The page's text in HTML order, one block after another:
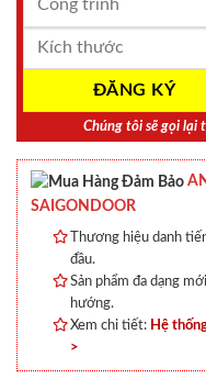
Chúng tôi sẽ gọi lại
SAIGONDOOR
Thương hiệu danh
đầu.
Sản phẩm đa dạng
hướng.
Xem chi tiết: Hệ
>